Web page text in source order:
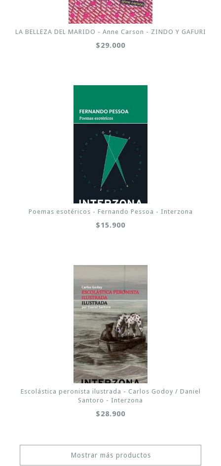
LA BELLEZA DEL MARIDO - Anne Carson - ZINDO Y GAFURI
$29.000
Poemas esotéricos - Fernando Pessoa - Interzona
$15.900
Escolástica peronista ilustrada - Carlos Godoy / Daniel
Santoro - Interzona
$28.900
Mostrar más productos